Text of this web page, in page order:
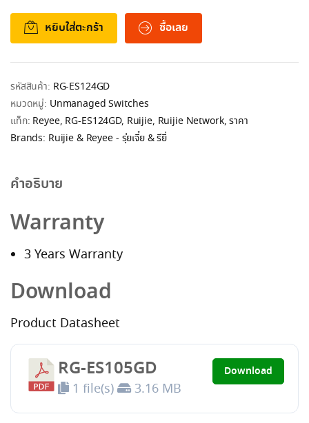
หยิบใส่ตะกร้า ซื้อเลย
รหัสสินค้า: RG-ES124GD
หมวดหมู่: Unmanaged Switches
แท็ก: Reyee, RG-ES124GD, Ruijie, Ruijie Network,ราคา
Brands: Ruijie & Reyee - รุ่ยเจี๋ย & รียี่
คำอธิบาย
Warranty
3 Years Warranty
Download
Product Datasheet
RG-ES105GD
1 file(s) 3.16 MB
Download